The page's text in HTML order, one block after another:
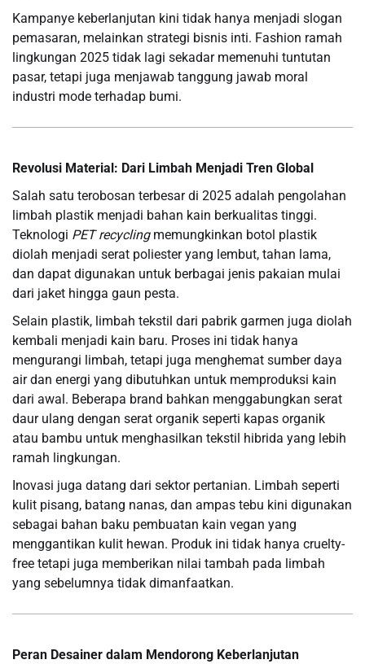
Kampanye keberlanjutan kini tidak hanya menjadi slogan
pemasaran, melainkan strategi bisnis inti. Fashion ramah
lingkungan 2025 tidak lagi sekadar memenuhi tuntutan
pasar, tetapi juga menjawab tanggung jawab moral
industri mode terhadap bumi.
Revolusi Material: Dari Limbah Menjadi Tren Global
Salah satu terobosan terbesar di 2025 adalah pengolahan
limbah plastik menjadi bahan kain berkualitas tinggi.
Teknologi PET recyclingmemungkinkan botol plastik
diolah menjadi serat poliester yang lembut, tahan lama,
dan dapat digunakan untuk berbagai jenis pakaian mulai
dari jaket hingga gaun pesta.
Selain plastik, limbah tekstil dari pabrik garmen juga diolah
kembali menjadi kain baru. Proses ini tidak hanya
mengurangi limbah, tetapi juga menghemat sumber daya
air dan energi yang dibutuhkan untuk memproduksi kain
dari awal. Beberapa brand bahkan menggabungkan serat
daur ulang dengan serat organik seperti kapas organik
atau bambu untuk menghasilkan tekstil hibrida yang lebih
ramah lingkungan.
Inovasi juga datang dari sektor pertanian. Limbah seperti
kulit pisang, batang nanas, dan ampas tebu kini digunakan
sebagai bahan baku pembuatan kain vegan yang
menggantikan kulit hewan. Produk ini tidak hanya cruelty-
free tetapi juga memberikan nilai tambah pada limbah
yang sebelumnya tidak dimanfaatkan.
Peran Desainer dalam Mendorong Keberlanjutan